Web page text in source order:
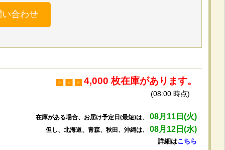
合わせ
4,000 枚在庫があります。
(08:00 時点)
在庫がある場合、お届け予定日(最短)は、08月11日(火)
但し、北海道、青森、秋田、沖縄は、08月12日(水)
詳細はこちら